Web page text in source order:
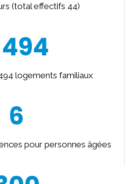
(total effectifs 44)
logements familiaux
6
pour personnes âgées